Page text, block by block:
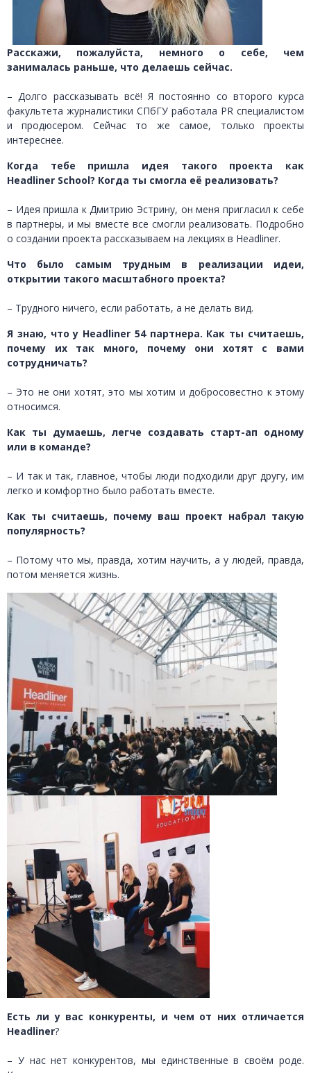
Расскажи, пожалуйста, немного о себе, чем
занималась раньше, что делаешь сейчас.
– Долго рассказывать всё! Я постоянно со второго курса
факультета журналистики СПбГУ работала PR специалистом
и продюсером. Сейчас то же самое, только проекты
интереснее.
Когда тебе пришла идея такого проекта как
Headliner School? Когда ты смогла её реализовать?
– Идея пришла к Дмитрию Эстрину, он меня пригласил к себе
в партнеры, и мы вместе все смогли реализовать. Подробно
о создании проекта рассказываем на лекциях в Headliner.
Что было самым трудным в реализации идеи,
открытии такого масштабного проекта?
– Трудного ничего, если работать, а не делать вид.
Я знаю, что у Headliner 54 партнера. Как ты считаешь,
почему их так много, почему они хотят с вами
сотрудничать?
– Это не они хотят, это мы хотим и добросовестно к этому
относимся.
Как ты думаешь, легче создавать старт-ап одному
или в команде?
– И так и так, главное, чтобы люди подходили друг другу, им
легко и комфортно было работать вместе.
Как ты считаешь, почему ваш проект набрал такую
популярность?
– Потому что мы, правда, хотим научить, а у людей, правда,
потом меняется жизнь.
Есть ли у вас конкуренты, и чем от них отличается
Headliner?
– У нас нет конкурентов, мы единственные в своём роде.